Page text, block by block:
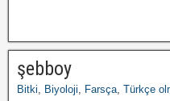
şebboy
Bitki, Biyoloji, Farsça, Türkçe